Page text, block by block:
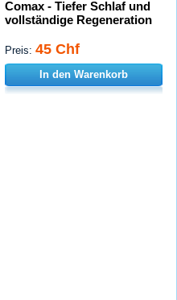
Comax - Tiefer Schlaf und
vollständige Regeneration
Preis: 45 Chf
In den Warenkorb